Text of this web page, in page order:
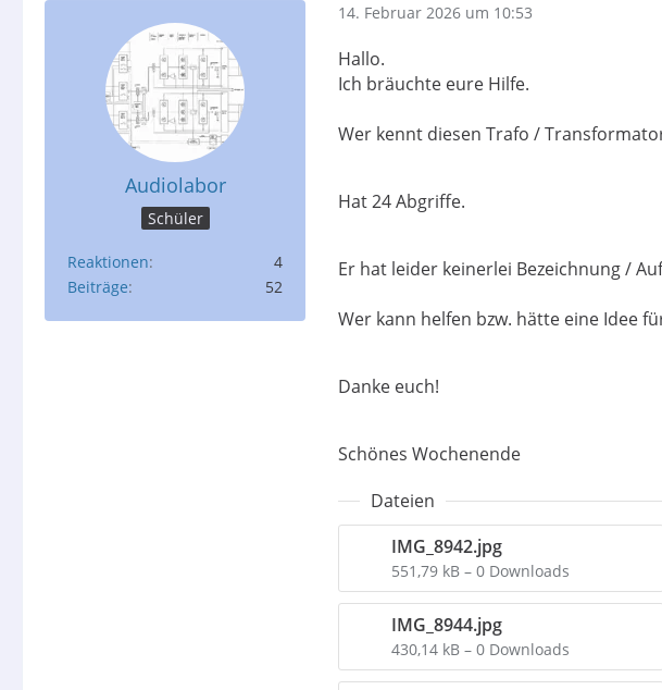
Audiolabor
Schüler
Reaktionen
4
Beiträge
52
14. Februar 2026 um 10:53
Hallo.
Ich bräuchte eure Hilfe.
Wer kennt diesen Trafo /
Hat 24 Abgriffe.
Er hat leider keinerlei Bezeichnung /
Wer kann helfen bzw. hätte eine Idee
Danke euch!
Schönes Wochenende
Dateien
IMG_8942.jpg
551,79 kB – 0 Downloads
IMG_8944.jpg
430,14 kB – 0 Downloads